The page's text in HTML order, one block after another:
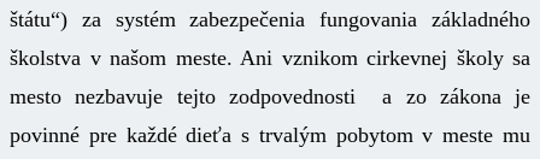
štátu“) za systém zabezpečenia fungovania základného
školstva v našom meste. Ani vznikom cirkevnej školy sa
mesto nezbavuje tejto zodpovednosti a zo zákona je
povinné pre každé dieťa s trvalým pobytom v meste mu